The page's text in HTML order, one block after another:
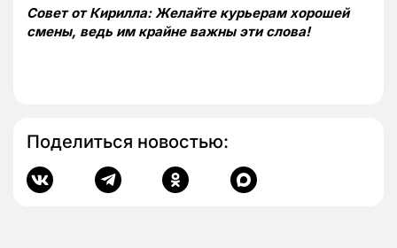
Совет от Кирилла: Желайте курьерам хорошей
смены, ведь им крайне важны эти слова!
Поделиться новостью: